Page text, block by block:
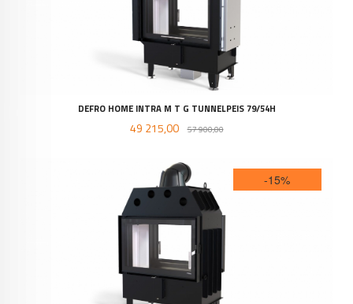
DEFRO HOME INTRA M T G TUNNELPEIS 79/54H
Tilbud
49 215,00 57 900,00Rabatt
-15%